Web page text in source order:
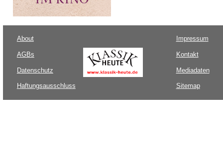
About
AGBs
Datenschutz
Haftungsausschluss
Impressum
Kontakt
Mediadaten
Sitemap